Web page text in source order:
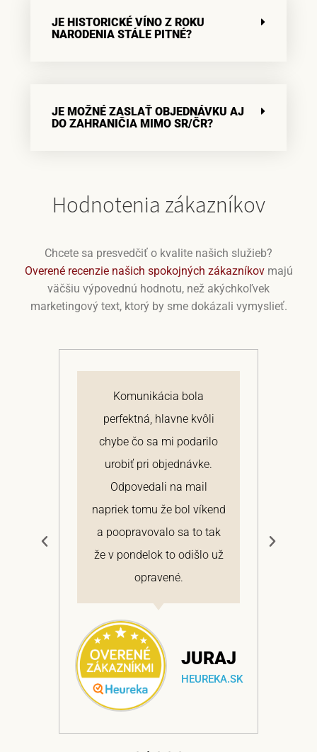
JE HISTORICKÉ VÍNO Z ROKU
NARODENIA STÁLE PITNÉ?
JE MOŽNÉ ZASLAŤ OBJEDNÁVKU AJ
DO ZAHRANIČIA MIMO SR/ČR?
Hodnotenia zákazníkov
Chcete sa presvedčiť o kvalite našich služieb?
Overené recenzie našich spokojných zákazníkovmajú
väčšiu výpovednú hodnotu, než akýchkoľvek
marketingový text, ktorý by sme dokázali vymyslieť.
Komunikácia bola
perfektná, hlavne kvôli
chybe čo sa mi podarilo
urobiť pri objednávke.
Odpovedali na mail
napriek tomu že bol víkend
a poopravovalo sa to tak
že v pondelok to odišlo už
opravené.
JURAJ
HEUREKA.SK